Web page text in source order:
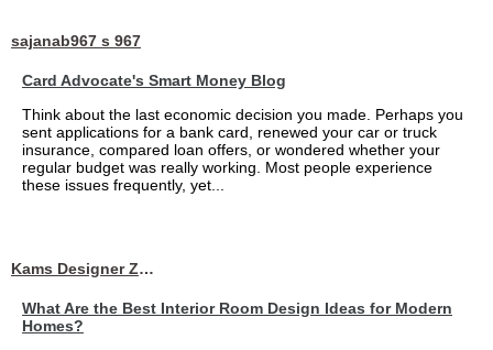
sajanab967 s 967
Card Advocate's Smart Money Blog
Think about the last economic decision you made. Perhaps you
sent applications for a bank card, renewed your car or truck
insurance, compared loan offers, or wondered whether your
regular budget was really working. Most people experience
these issues frequently, yet...
Kams Designer Zone
What Are the Best Interior Room Design Ideas for Modern
Homes?